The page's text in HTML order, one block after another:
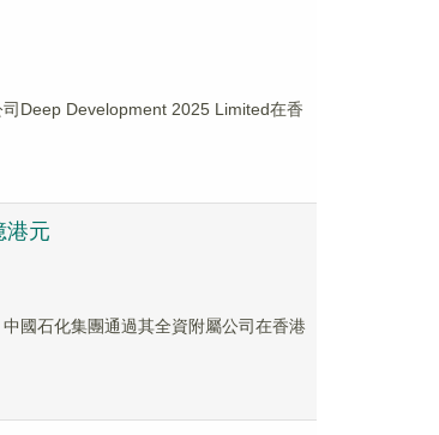
Deep Development 2025 Limited在香
港元
國石化集團通過其全資附屬公司在香港